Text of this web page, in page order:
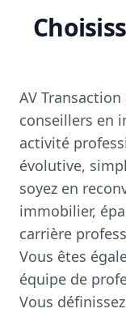
AV
conseillers en
activité
évolutive,
soyez en
immobilier,
carrière
Vous êtes
équipe de
Vous